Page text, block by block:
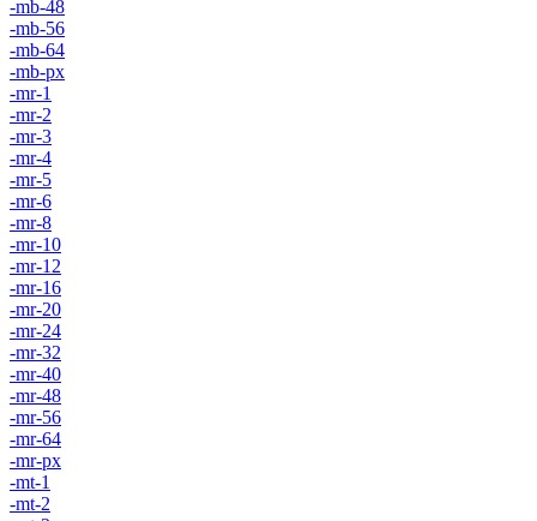
-mb-48
-mb-56
-mb-64
-mb-px
-mr-1
-mr-2
-mr-3
-mr-4
-mr-5
-mr-6
-mr-8
-mr-10
-mr-12
-mr-16
-mr-20
-mr-24
-mr-32
-mr-40
-mr-48
-mr-56
-mr-64
-mr-px
-mt-1
-mt-2